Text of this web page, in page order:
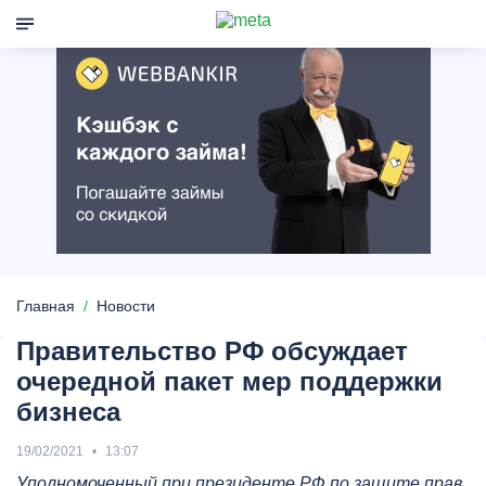
Главная Новости
Правительство РФ обсуждает
очередной пакет мер поддержки
бизнеса
19/02/2021 13:07